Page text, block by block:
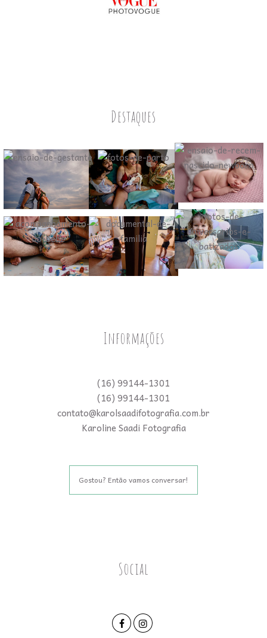
Destaques
Informações
(16) 99144-1301
(16) 99144-1301
contato@karolsaadifotografia.com.br
Karoline Saadi Fotografia
Gostou? Então vamos conversar!
Social